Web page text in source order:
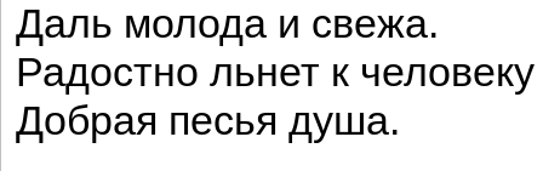
Даль молода и свежа.
Радостно льнет к человеку
Добрая песья душа.